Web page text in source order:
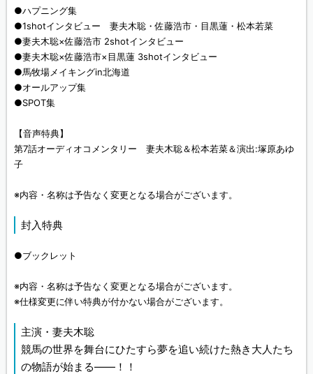
●ハプニング集
●1shotインタビュー 妻夫木聡・佐藤浩市・目黒蓮・松本若菜
●妻夫木聡×佐藤浩市 2shotインタビュー
●妻夫木聡×佐藤浩市×目黒蓮 3shotインタビュー
●馬牧場メイキングin北海道
●オールアップ集
●SPOT集
【音声特典】
第7話オーディオコメンタリー 妻夫木聡＆松本若菜＆演出:塚原あゆ
子
※内容・名称は予告なく変更となる場合がございます。
封入特典
●ブックレット
※内容・名称は予告なく変更となる場合がございます。
※仕様変更に伴い特典が付かない場合がございます。
主演・妻夫木聡
競馬の世界を舞台にひたすら夢を追い続けた熱き大人たち
の物語が始まる――！！